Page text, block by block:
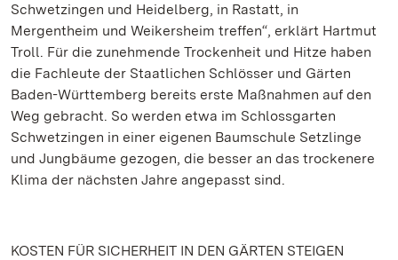
Schwetzingen und Heidelberg, in Rastatt, in
Mergentheim und Weikersheim treffen“, erklärt Hartmut
Troll. Für die zunehmende Trockenheit und Hitze haben
die Fachleute der Staatlichen Schlösser und Gärten
Baden-Württemberg bereits erste Maßnahmen auf den
Weg gebracht. So werden etwa im Schlossgarten
Schwetzingen in einer eigenen Baumschule Setzlinge
und Jungbäume gezogen, die besser an das trockenere
Klima der nächsten Jahre angepasst sind.
KOSTEN FÜR SICHERHEIT IN DEN GÄRTEN STEIGEN